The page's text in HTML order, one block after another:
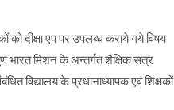
को दीक्षा एप पर उपलब्ध कराये गये विषय
भारत मिशन के अन्तर्गत शैक्षिक सत्र
विद्यालय के प्रधानाध्यापक एवं शिक्षकों